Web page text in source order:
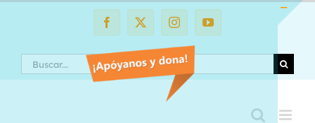
Facebook
X InstagramYouTube
Search
Bar
Area